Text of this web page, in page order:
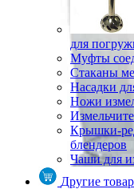
для
Муфты
Стаканы
Насадки
Ножи
Крышки-
блендеров
Чаши для
Другие